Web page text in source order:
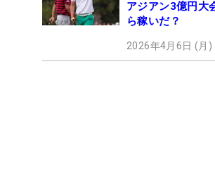
アジアン3億円大
ら稼いだ？
2026年4月6日 (月)